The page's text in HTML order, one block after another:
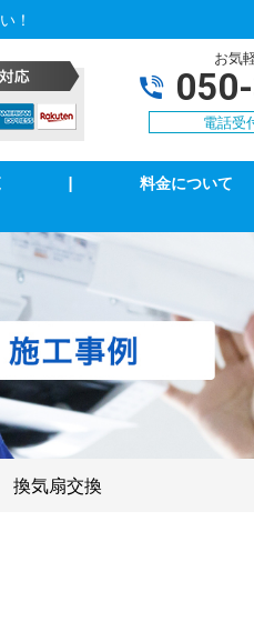
！
お気
電話受
エアコン修理・取付
コンセント修理・取付
換気扇等修理・取付
家庭用EV充電工事
| 料金について
換気扇交換